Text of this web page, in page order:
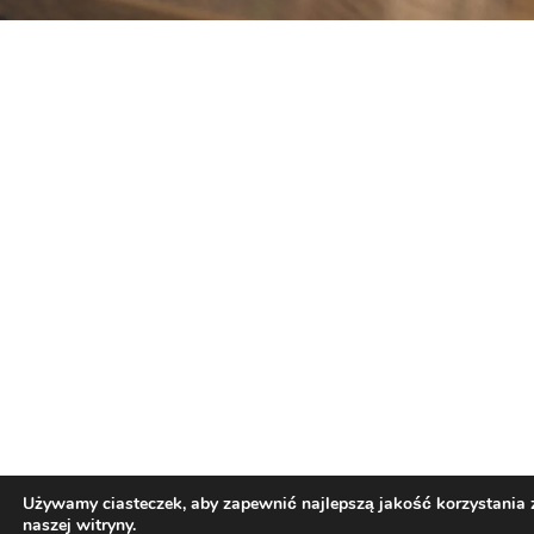
Używamy ciasteczek, aby zapewnić najlepszą jakość korzystania
naszej witryny.